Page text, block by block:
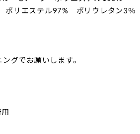
リエステル97% ポリウレタン3％
お願いします。